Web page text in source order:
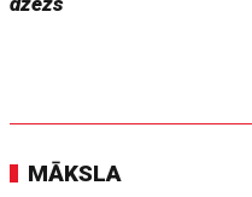
MĀKSLA